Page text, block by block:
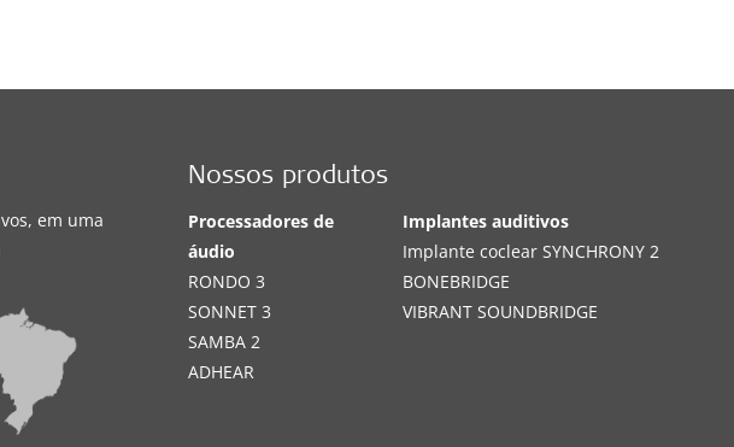
em uma
Nossos produtos
Processadores de
áudio
RONDO 3
SONNET 3
SAMBA 2
ADHEAR
Implantes auditivos
Implante coclear SYNCHRONY 2
BONEBRIDGE
VIBRANT SOUNDBRIDGE